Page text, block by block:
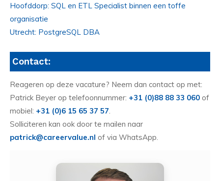
Hoofddorp: SQL en ETL Specialist binnen een toffe
organisatie
Utrecht: PostgreSQL DBA
Contact:
Reageren op deze vacature? Neem dan contact op met:
Patrick Beyer op telefoonnummer: +31 (0)88 88 33 060 of
mobiel: +31 (0)6 15 65 37 57.
Solliciteren kan ook door te mailen naar
patrick@careervalue.nl of via WhatsApp.